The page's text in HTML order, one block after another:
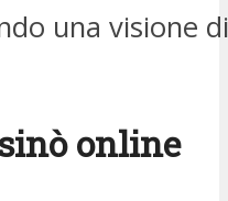
una visione
online